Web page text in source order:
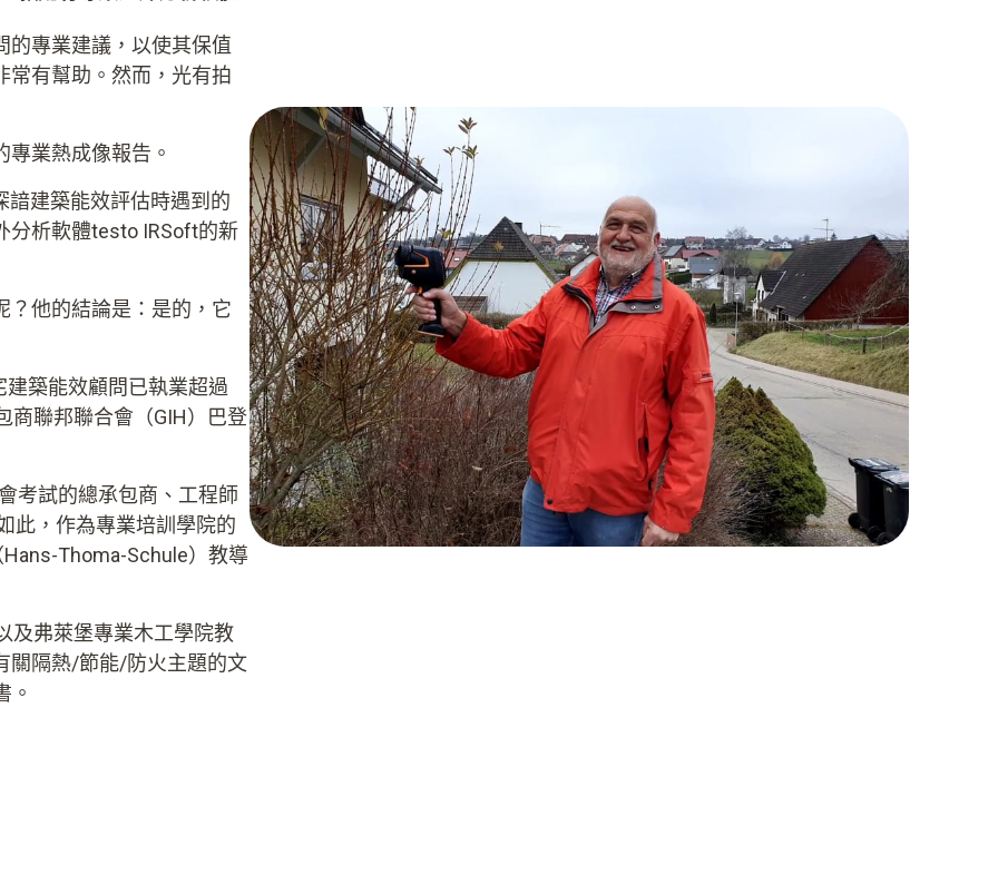
的專業建議，以使其保值
常有幫助。然而，光有拍
業熱成像報告。
諳建築能效評估時遇到的
分析軟體testo IRSoft的新
？他的結論是：是的，它
築能效顧問已執業超過
商聯邦聯合會（GIH）巴登
考試的總承包商、工程師
此，作為專業培訓學院的
Thoma-Schule）教導
及弗萊堡專業木工學院教
關隔熱/節能/防火主題的文
。